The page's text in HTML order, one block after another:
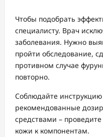
Чтобы подобрать
специалисту. Врач
заболевания. Нужно
пройти обследование,
противном случае
повторно.
Соблюдайте
рекомендованные
средствами – проведите
кожи к компонентам.